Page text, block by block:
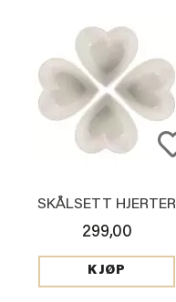
SKÅLSETT HJERTER
299,00
KJØP